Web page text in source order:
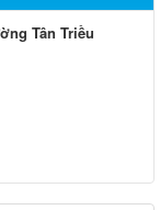
Tân Triều